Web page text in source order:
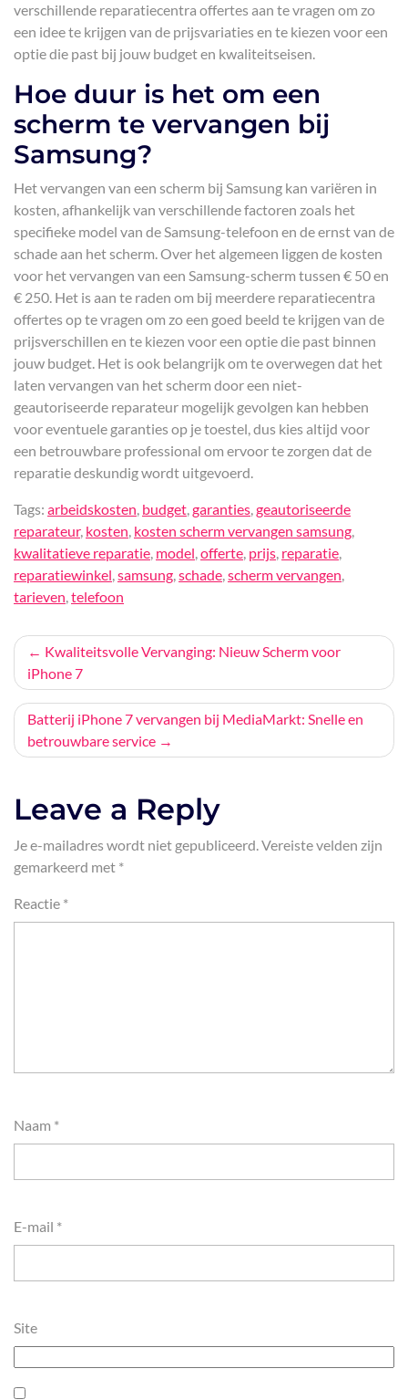
verschillende reparatiecentra offertes aan te vragen om zo
een idee te krijgen van de prijsvariaties en te kiezen voor een
optie die past bij jouw budget en kwaliteitseisen.
Hoe duur is het om een
scherm te vervangen bij
Samsung?
Het vervangen van een scherm bij Samsung kan variëren in
kosten, afhankelijk van verschillende factoren zoals het
specifieke model van de Samsung-telefoon en de ernst van de
schade aan het scherm. Over het algemeen liggen de kosten
voor het vervangen van een Samsung-scherm tussen € 50 en
€ 250. Het is aan te raden om bij meerdere reparatiecentra
offertes op te vragen om zo een goed beeld te krijgen van de
prijsverschillen en te kiezen voor een optie die past binnen
jouw budget. Het is ook belangrijk om te overwegen dat het
laten vervangen van het scherm door een niet-
geautoriseerde reparateur mogelijk gevolgen kan hebben
voor eventuele garanties op je toestel, dus kies altijd voor
een betrouwbare professional om ervoor te zorgen dat de
reparatie deskundig wordt uitgevoerd.
Tags: arbeidskosten, budget,garanties,geautoriseerde
reparateur, kosten, kosten scherm vervangen samsung,
kwalitatieve reparatie, model,offerte, prijs, reparatie,
reparatiewinkel,samsung,schade,scherm vervangen,
tarieven,telefoon
Bericht
navigatie
Kwaliteitsvolle Vervanging: Nieuw Scherm voor
iPhone 7
Batterij iPhone 7 vervangen bij MediaMarkt: Snelle en
betrouwbare service
Leave a Reply
Je e-mailadres wordt niet gepubliceerd.Vereiste velden zijn
gemarkeerd met *
Reactie *
Naam *
E-mail *
Site